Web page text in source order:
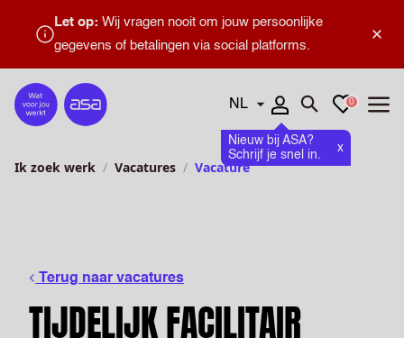
×
Let op: Wij vragen nooit om jouw persoonlijke
gegevens of betalingen via social platforms.
Home
Talen
Nieuw bij ASA?
Schrijf je snel in.
x
Zoeken openen
Favorieten
0
Ik zoek werk Vacatures Vacature
Terug naar vacatures
TIJDELIJK FACILITAIR